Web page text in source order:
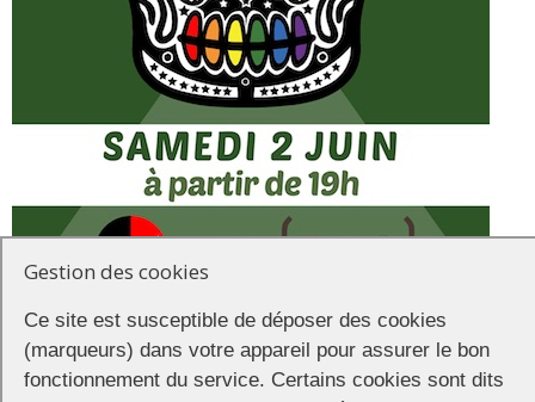
La soirée
La soirée officielle de la Marche des Fiertés de Nancy se déroulera à
Gestion des cookies
Ce site est susceptible de déposer des cookies
(marqueurs) dans votre appareil pour assurer le bon
fonctionnement du service. Certains cookies sont dits